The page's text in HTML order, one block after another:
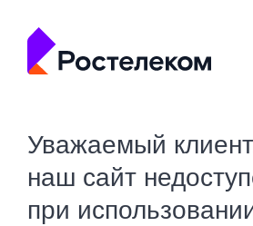
Уважаемый
наш сайт
при